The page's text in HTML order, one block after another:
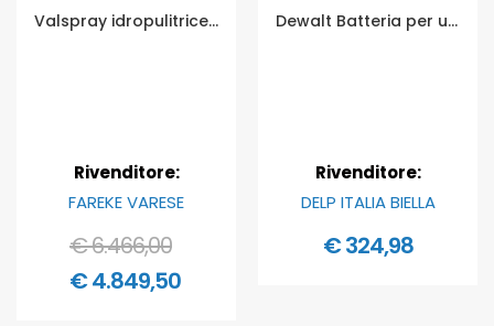
Valspray idropulitrice BTK elettrica 400V - 300 bar
Rivenditore:
FAREKE VARESE
€ 6.466,00
€ 4.849,50
Dewalt Batteria per utensili elettrici Li-Ion da 18V, 5Ah - DCB184-XJ
Rivenditore:
DELP ITALIA BIELLA
€ 324,98